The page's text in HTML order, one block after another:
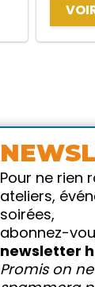
Pour ne rien
ateliers,
soirées,
abonnez-
newsletter
Promis on